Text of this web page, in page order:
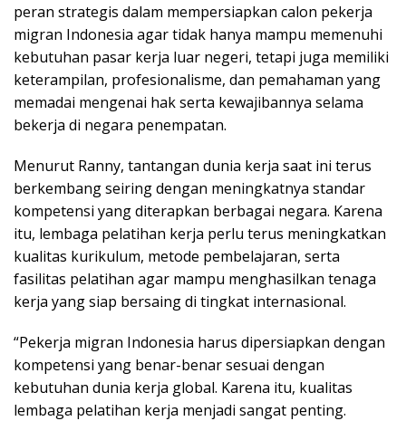
peran strategis dalam mempersiapkan calon pekerja
migran Indonesia agar tidak hanya mampu memenuhi
kebutuhan pasar kerja luar negeri, tetapi juga memiliki
keterampilan, profesionalisme, dan pemahaman yang
memadai mengenai hak serta kewajibannya selama
bekerja di negara penempatan.
Menurut Ranny, tantangan dunia kerja saat ini terus
berkembang seiring dengan meningkatnya standar
kompetensi yang diterapkan berbagai negara. Karena
itu, lembaga pelatihan kerja perlu terus meningkatkan
kualitas kurikulum, metode pembelajaran, serta
fasilitas pelatihan agar mampu menghasilkan tenaga
kerja yang siap bersaing di tingkat internasional.
“Pekerja migran Indonesia harus dipersiapkan dengan
kompetensi yang benar-benar sesuai dengan
kebutuhan dunia kerja global. Karena itu, kualitas
lembaga pelatihan kerja menjadi sangat penting.